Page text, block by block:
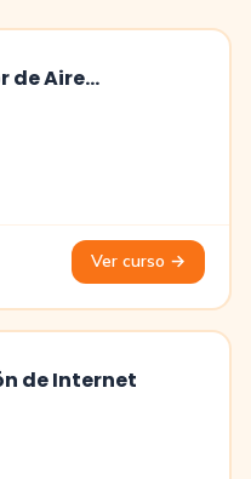
de Aire
Ver curso →
de Internet